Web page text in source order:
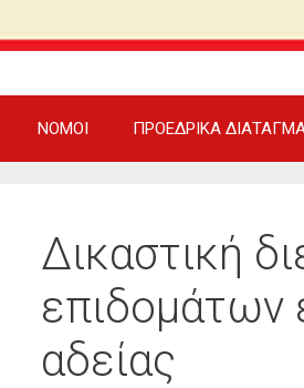
ΝΟΜΟΙ ΠΡΟΕΔΡΙΚΑ
Δικαστική
επιδομάτων
αδείας